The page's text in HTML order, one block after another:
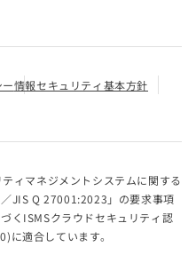
情報セキュリティ基本方針
ィマネジメントシステムに関する
JIS Q 27001:2023」の要求事項
くISMSクラウドセキュリティ認
適合しています。